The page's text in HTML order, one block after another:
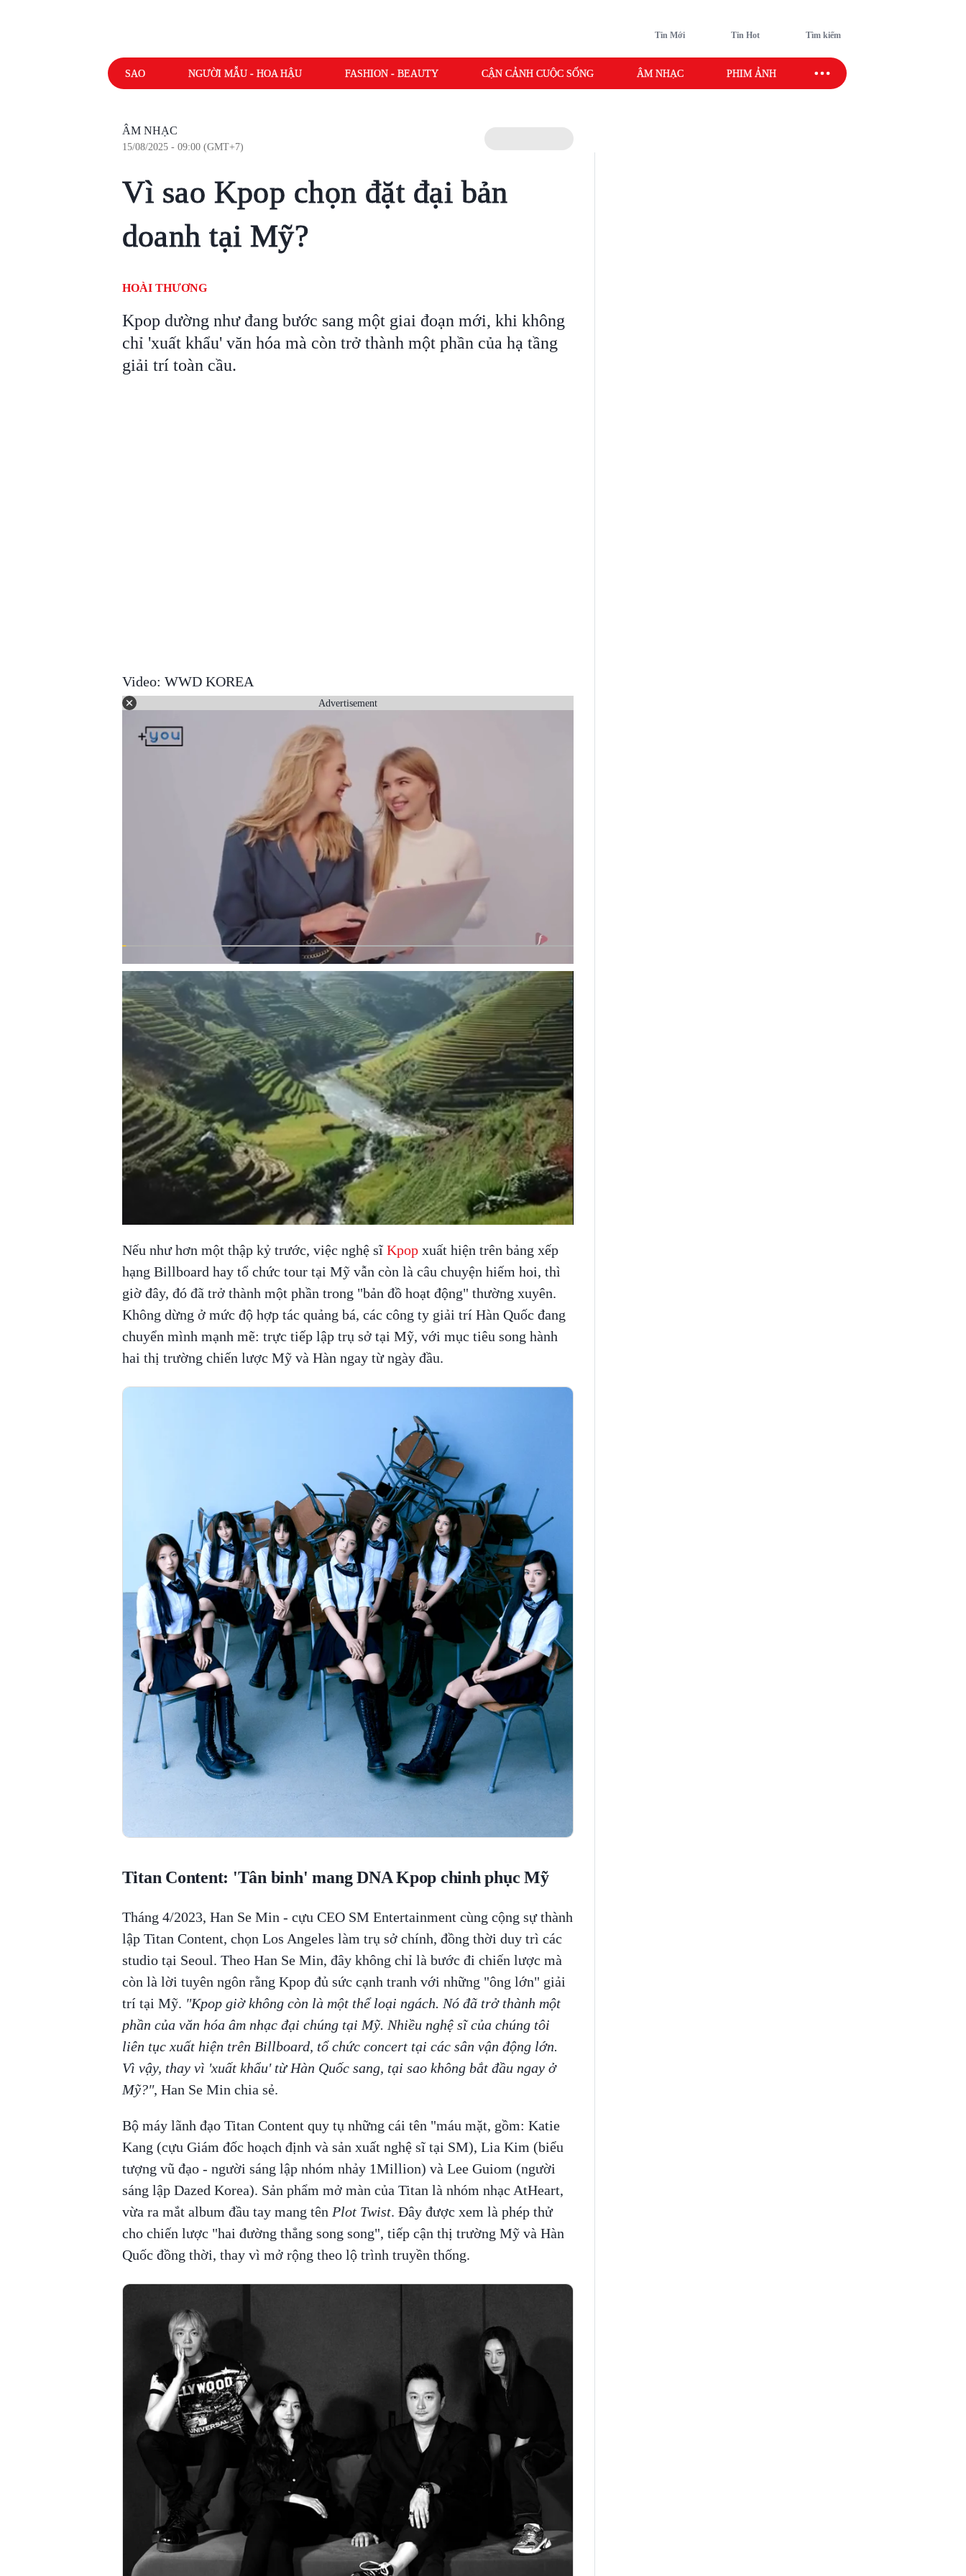
Tin Mới Tin Hot Tìm kiếm
SAO NGƯỜI MẪU - HOA HẬU FASHION - BEAUTY CẬN CẢNH CUỘC SỐNG ÂM NHẠC PHIM ẢNH SAO SPORT
ÂM NHẠC
15/08/2025 - 09:00 (GMT+7)
Vì sao Kpop chọn đặt đại bản
doanh tại Mỹ?
HOÀI THƯƠNG
Kpop dường như đang bước sang một giai đoạn mới, khi không
chỉ 'xuất khẩu' văn hóa mà còn trở thành một phần của hạ tầng
giải trí toàn cầu.
Video: WWD KOREA
Advertisement
Nếu như hơn một thập kỷ trước, việc nghệ sĩ Kpopxuất hiện trên bảng xếp
hạng Billboard hay tổ chức tour tại Mỹ vẫn còn là câu chuyện hiếm hoi, thì
giờ đây, đó đã trở thành một phần trong "bản đồ hoạt động" thường xuyên.
Không dừng ở mức độ hợp tác quảng bá, các công ty giải trí Hàn Quốc đang
chuyển mình mạnh mẽ: trực tiếp lập trụ sở tại Mỹ, với mục tiêu song hành
hai thị trường chiến lược Mỹ và Hàn ngay từ ngày đầu.
Titan Content: 'Tân binh' mang DNA Kpop chinh phục Mỹ
Tháng 4/2023, Han Se Min - cựu CEO SM Entertainment cùng cộng sự thành
lập Titan Content, chọn Los Angeles làm trụ sở chính, đồng thời duy trì các
studio tại Seoul. Theo Han Se Min, đây không chỉ là bước đi chiến lược mà
còn là lời tuyên ngôn rằng Kpop đủ sức cạnh tranh với những "ông lớn" giải
trí tại Mỹ. "Kpop giờ không còn là một thể loại ngách. Nó đã trở thành một
phần của văn hóa âm nhạc đại chúng tại Mỹ. Nhiều nghệ sĩ của chúng tôi
liên tục xuất hiện trên Billboard, tổ chức concert tại các sân vận động lớn.
Vì vậy, thay vì 'xuất khẩu' từ Hàn Quốc sang, tại sao không bắt đầu ngay ở
Mỹ?", Han Se Min chia sẻ.
Bộ máy lãnh đạo Titan Content quy tụ những cái tên "máu mặt, gồm: Katie
Kang (cựu Giám đốc hoạch định và sản xuất nghệ sĩ tại SM), Lia Kim (biểu
tượng vũ đạo - người sáng lập nhóm nhảy 1Million) và Lee Guiom (người
sáng lập Dazed Korea). Sản phẩm mở màn của Titan là nhóm nhạc AtHeart,
vừa ra mắt album đầu tay mang tên Plot Twist. Đây được xem là phép thử
cho chiến lược "hai đường thẳng song song", tiếp cận thị trường Mỹ và Hàn
Quốc đồng thời, thay vì mở rộng theo lộ trình truyền thống.